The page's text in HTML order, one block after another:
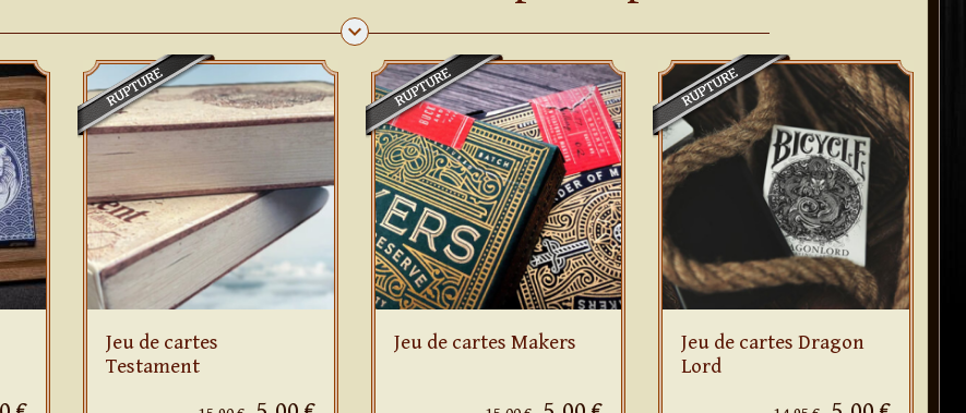
keyboard_arrow_down
Jeu de cartes
Testament
Jeu de cartes Makers
Jeu de cartes Dragon
Lord